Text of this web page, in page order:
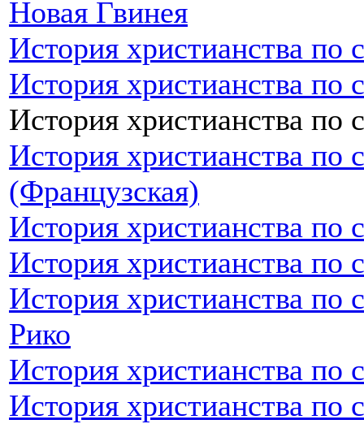
Новая Гвинея
История христианства по
История христианства по
История христианства по
История христианства по
(Французская)
История христианства
История христианства по
История христианства по
Рико
История христианства
История христианства по